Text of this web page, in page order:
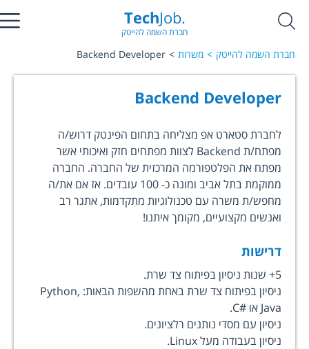
TechJob.
חברת השמה להייטק
חברת השמה להייטק משרות Backend Developer
Backend Developer
לחברת סטארט אפ מצליחה בתחום הפינטק דרוש/ה
מפתח/ת Backend לצוות מפתחים חזק ואיכותי אשר
מפתח את הפלטפורמה המרכזית של החברה. החברה
ממוקמת בתל אביב ומונה כ- 100 עובדים. אז אם את/ה
מחפש/ת משרה עם טכנולוגיות מתקדמות, אתגר רב
ואנשים מקצועיים, מקומך איתנו!
דרישות
5+ שנות ניסיון בפיתוח צד שרת.
ניסיון בפיתוח צד שרת באחת מהשפות הבאות: Python,
Java או #C.
ניסיון עם מסדי נותנים רלציונים.
ניסיון בעבודה מעל Linux.